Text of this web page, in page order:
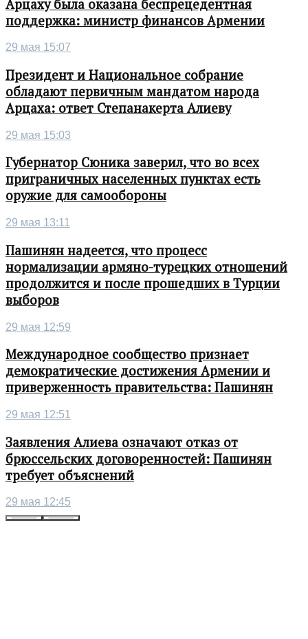
Арцаху была оказана беспрецедентная
поддержка: министр финансов Армении
29 мая 15:07
Президент и Национальное собрание
обладают первичным мандатом народа
Арцаха: ответ Степанакерта Алиеву
29 мая 15:03
Губернатор Сюника заверил, что во всех
приграничных населенных пунктах есть
оружие для самообороны
29 мая 13:11
Пашинян надеется, что процесс
нормализации армяно-турецких отношений
продолжится и после прошедших в Турции
выборов
29 мая 12:59
Международное сообщество признает
демократические достижения Армении и
приверженность правительства: Пашинян
29 мая 12:51
Заявления Алиева означают отказ от
брюссельских договоренностей: Пашинян
требует объяснений
29 мая 12:45